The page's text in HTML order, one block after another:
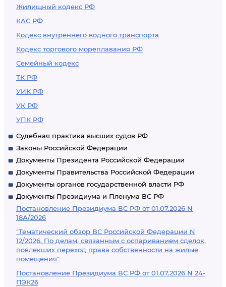
Жилищный кодекс РФ
КАС РФ
Кодекс внутреннего водного транспорта
Кодекс торгового мореплавания РФ
Семейный кодекс
ТК РФ
УИК РФ
УК РФ
УПК РФ
Судебная практика высших судов РФ
Законы Российской Федерации
Документы Президента Российской Федерации
Документы Правительства Российской Федерации
Документы органов государственной власти РФ
Документы Президиума и Пленума ВС РФ
Постановление Президиума ВС РФ от 01.07.2026 N
18А/2026
"Тематический обзор ВС Российской Федерации N
12/2026. По делам, связанным с оспариванием сделок,
повлекших переход права собственности на жилые
помещения"
Постановление Президиума ВС РФ от 01.07.2026 N 24-
ПЭК26